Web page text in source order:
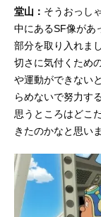
堂山： そうおっし
中にあるSF像があ
部分を取り入れま
切さに気付くため
や運動ができない
らめないで努力す
思うところはどこ
きたのかなと思いま